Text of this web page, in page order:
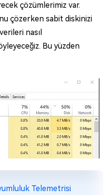
çözümlerimiz var.
çözerken sabit diskinizi
nasıl
Bu yüzden
Telemetrisi